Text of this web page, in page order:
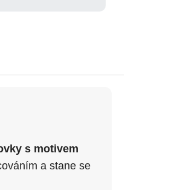
s motivem
a stane se